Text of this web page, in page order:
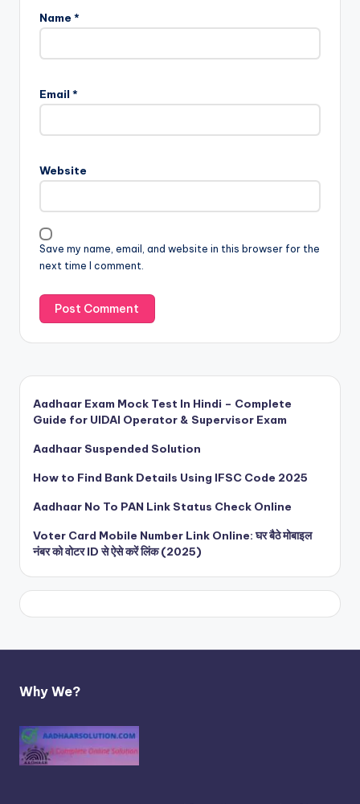
Name *
Email *
Website
Save my name, email, and website in this browser for the
next time I comment.
Aadhaar Exam Mock Test In Hindi – Complete
Guide for UIDAI Operator & Supervisor Exam
Aadhaar Suspended Solution
How to Find Bank Details Using IFSC Code 2025
Aadhaar No To PAN Link Status Check Online
Voter Card Mobile Number Link Online: घर बैठे मोबाइल
नंबर को वोटर ID से ऐसे करें लिंक (2025)
Why We?